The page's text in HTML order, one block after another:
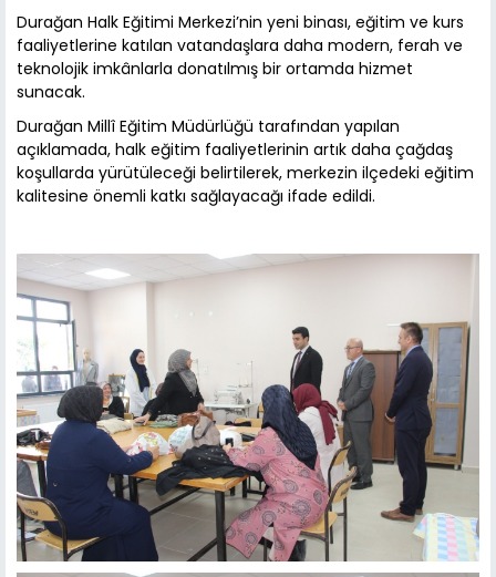
Durağan Halk Eğitimi Merkezi’nin yeni binası, eğitim ve kurs
faaliyetlerine katılan vatandaşlara daha modern, ferah ve
teknolojik imkânlarla donatılmış bir ortamda hizmet
sunacak.
Durağan Millî Eğitim Müdürlüğü tarafından yapılan
açıklamada, halk eğitim faaliyetlerinin artık daha çağdaş
koşullarda yürütüleceği belirtilerek, merkezin ilçedeki eğitim
kalitesine önemli katkı sağlayacağı ifade edildi.